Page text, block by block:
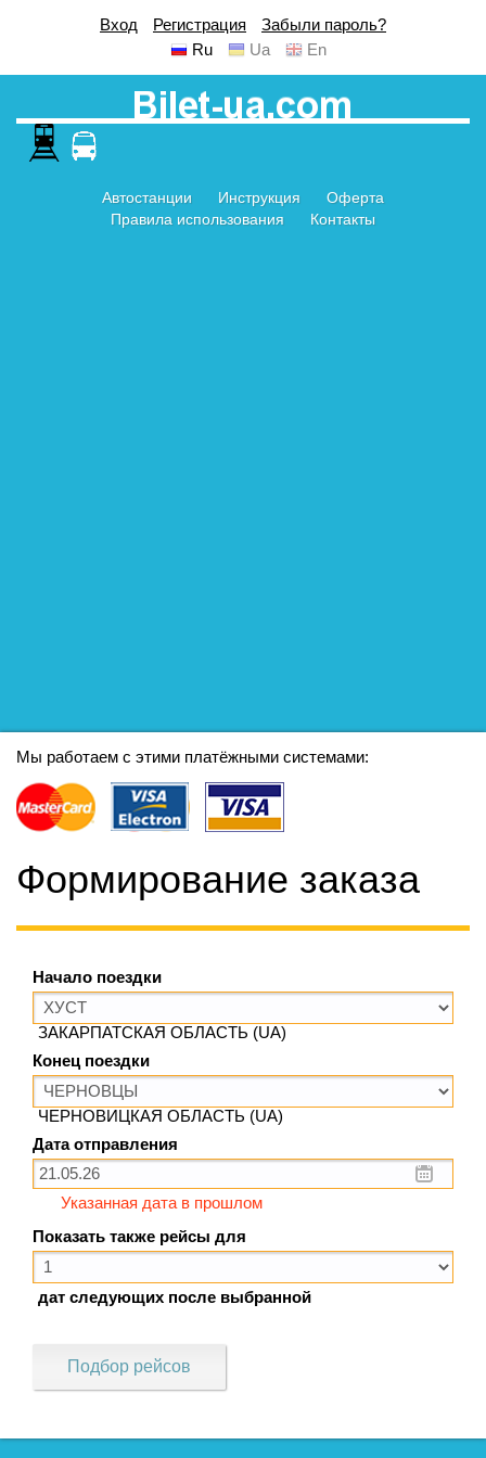
Вход Регистрация
Забыли пароль?
Ru
Ua En
Автостанции Инструкция
Оферта
Правила использования
Контакты
Мы работаем с этими платёжными системами:
Формирование заказа
Начало поездки
ЗАКАРПАТСКАЯ ОБЛАСТЬ (UA)
Конец поездки
ЧЕРНОВИЦКАЯ ОБЛАСТЬ (UA)
Дата отправления
Указанная дата в прошлом
Показать также рейсы для
дат следующих после выбранной
Подбор рейсов